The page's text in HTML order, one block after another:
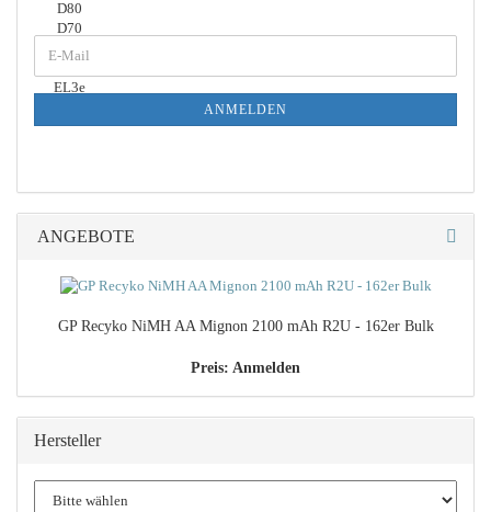
ZUR
NEWSLETTER-
E-
Mail
ANMELDEN
ANGEBOTE
GP Recyko NiMH AA Mignon 2100 mAh R2U - 162er Bulk
Preis: Anmelden
Hersteller